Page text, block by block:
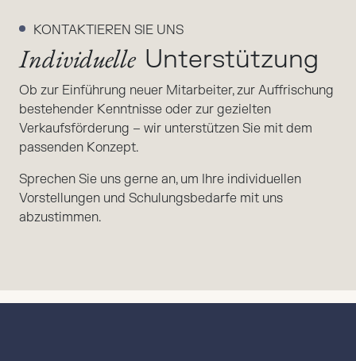
KONTAKTIEREN SIE UNS
Individuelle Unterstützung
Ob zur Einführung neuer Mitarbeiter, zur Auffrischung
bestehender Kenntnisse oder zur gezielten
Verkaufsförderung – wir unterstützen Sie mit dem
passenden Konzept.
Sprechen Sie uns gerne an, um Ihre individuellen
Vorstellungen und Schulungsbedarfe mit uns
abzustimmen.